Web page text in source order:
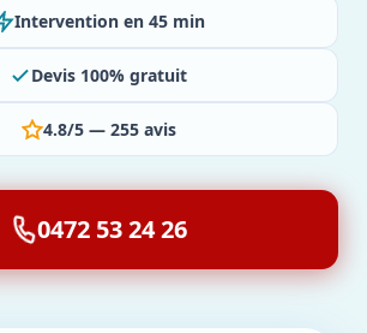
Intervention en 45 min
Devis 100% gratuit
4.8/5 — 255 avis
0472 53 24 26